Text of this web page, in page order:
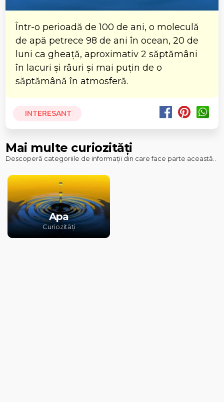
Într-o perioadă de 100 de ani, o moleculă
de apă petrece 98 de ani în ocean, 20 de
luni ca gheață, aproximativ 2 săptămâni
în lacuri și râuri și mai puțin de o
săptămână în atmosferă.
INTERESANT
Mai multe curiozități
Descoperă categoriile de informații din care face parte această..
Apa
Curiozități